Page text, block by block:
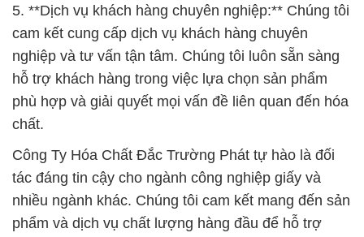
5. **Dịch vụ khách hàng chuyên nghiệp:** Chúng tôi
cam kết cung cấp dịch vụ khách hàng chuyên
nghiệp và tư vấn tận tâm. Chúng tôi luôn sẵn sàng
hỗ trợ khách hàng trong việc lựa chọn sản phẩm
phù hợp và giải quyết mọi vấn đề liên quan đến hóa
chất.
Công Ty Hóa Chất Đắc Trường Phát tự hào là đối
tác đáng tin cậy cho ngành công nghiệp giấy và
nhiều ngành khác. Chúng tôi cam kết mang đến sản
phẩm và dịch vụ chất lượng hàng đầu để hỗ trợ